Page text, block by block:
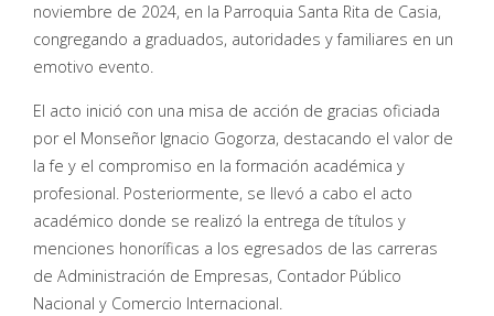
noviembre de 2024, en la Parroquia Santa Rita de Casia,
congregando a graduados, autoridades y familiares en un
emotivo evento.
El acto inició con una misa de acción de gracias oficiada
por el Monseñor Ignacio Gogorza, destacando el valor de
la fe y el compromiso en la formación académica y
profesional. Posteriormente, se llevó a cabo el acto
académico donde se realizó la entrega de títulos y
menciones honoríficas a los egresados de las carreras
de Administración de Empresas, Contador Público
Nacional y Comercio Internacional.